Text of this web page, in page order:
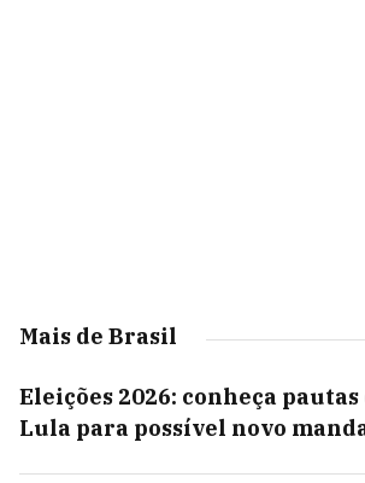
Mais de Brasil
Eleições 2026: conheça
Lula para possível novo